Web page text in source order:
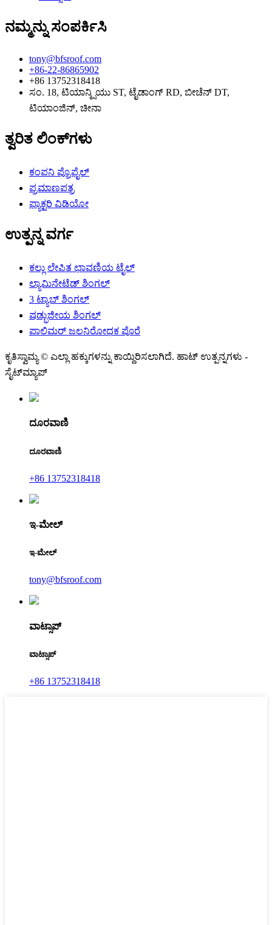
ನಮ್ಮನ್ನು ಸಂಪರ್ಕಿಸಿ
tony@bfsroof.com
+86-22-86865902
+86 13752318418
ಸಂ. 18, ಟಿಯಾನ್ಕ್ಸಿಯು ST, ಟೈಡಾಂಗ್ RD, ಬೀಚೆನ್ DT,
ಟಿಯಾಂಜಿನ್, ಚೀನಾ
ತ್ವರಿತ ಲಿಂಕ್‌ಗಳು
ಕಂಪನಿ ಪ್ರೊಫೈಲ್
ಪ್ರಮಾಣಪತ್ರ
ಫ್ಯಾಕ್ಟರಿ ವಿಡಿಯೋ
ಉತ್ಪನ್ನ ವರ್ಗ
ಕಲ್ಲು ಲೇಪಿತ ಛಾವಣಿಯ ಟೈಲ್
ಲ್ಯಾಮಿನೇಟೆಡ್ ಶಿಂಗಲ್
3 ಟ್ಯಾಬ್ ಶಿಂಗಲ್
ಷಡ್ಭುಜೀಯ ಶಿಂಗಲ್
ಪಾಲಿಮರ್ ಜಲನಿರೋಧಕ ಪೊರೆ
ಕೃತಿಸ್ವಾಮ್ಯ © ಎಲ್ಲಾ ಹಕ್ಕುಗಳನ್ನು ಕಾಯ್ದಿರಿಸಲಾಗಿದೆ. ಹಾಟ್ ಉತ್ಪನ್ನಗಳು -
ಸೈಟ್‌ಮ್ಯಾಪ್
ದೂರವಾಣಿ
ದೂರವಾಣಿ
+86 13752318418
ಇ-ಮೇಲ್
ಇ-ಮೇಲ್
tony@bfsroof.com
ವಾಟ್ಸಾಪ್
ವಾಟ್ಸಾಪ್
+86 13752318418